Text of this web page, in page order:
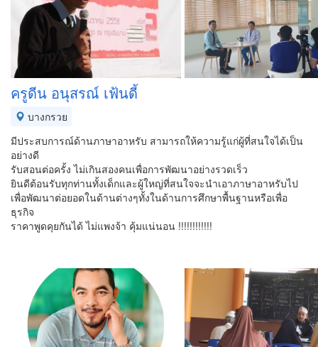
ครูดีน อนุสรณ์ เฟ้นดี้
บางกรวย
มีประสบการณ์ด้านภาษาอาหรับ สามารถให้ความรู้แก่ผู้ที่สนใจได้เป็น
อย่างดี
รับสอนต่อครั้ง ไม่เกินสองคนเพื่อการพัฒนาอย่างรวดเร็ว
ยินดีต้อนรับทุกท่านทั้งเด็กและผู้ใหญ่ที่สนใจจะนำเอาภาษาอาหรับไป
เพื่อพัฒนาต่อยอดในด้านต่างๆทั้งในด้านการศึกษาพื้นฐานหรือเพื่อ
ธุรกิจ
ราคาพูดคุยกันได้ ไม่แพงจ้า คุ้มแน่นอน !!!!!!!!!!!!